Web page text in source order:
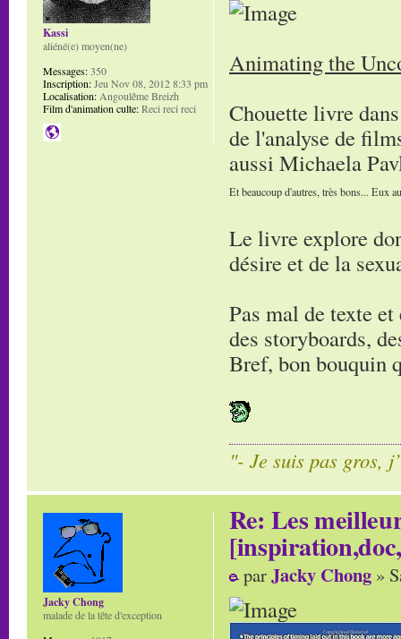
Animating the
Chouette livre
de l'analyse de
aussi Michaela
Et beaucoup d'autres, très bons... Eux
Le livre explore
désire et de la
Pas mal de texte
des storyboards,
Bref, bon bouquin
"- Je suis pas gros,
Kassi
aliéné(e) moyen(ne)
Messages:350
Inscription:Jeu Nov 08, 2012 8:33 pm
Localisation: Angoulême Breizh
Film d'animation culte:Reci reci reci
Re: Les
parJacky Chong »
Jacky Chong
malade de la tête d'exception